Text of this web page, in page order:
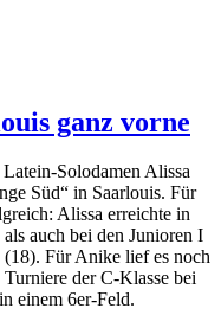
ganz vorne
Solodamen Alissa
Süd“ in Saarlouis. Für
Alissa erreichte in
auch bei den Junioren I
Für Anike lief es noch
der C-Klasse bei
einem 6er-Feld.